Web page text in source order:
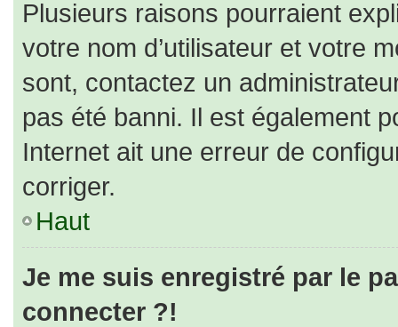
Plusieurs raisons pourraient
votre nom d’utilisateur et votre
sont, contactez un
pas été banni. Il est également
Internet ait une erreur de
corriger.
Haut
Je me suis enregistré par le
connecter ?!